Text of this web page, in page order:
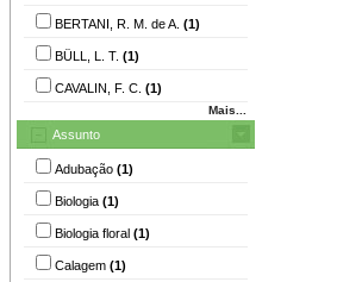
BERTANI, R. M. de A. (1)
BÜLL, L. T. (1)
CAVALIN, F. C. (1)
Mais...
Assunto
Adubação (1)
Biologia (1)
Biologia floral (1)
Calagem (1)